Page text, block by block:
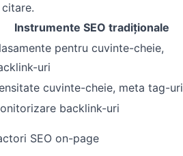
Instrumente SEO tradiționale
pentru cuvinte-cheie,
uri
cuvinte-cheie, meta tag-uri
backlink-uri
SEO on-page